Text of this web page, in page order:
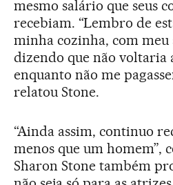
mesmo salário que seus
recebiam. “Lembro de
minha cozinha, com meu
dizendo que não voltaria
enquanto não me
relatou Stone.
“Ainda assim, continuo
menos que um homem”,
Sharon Stone também